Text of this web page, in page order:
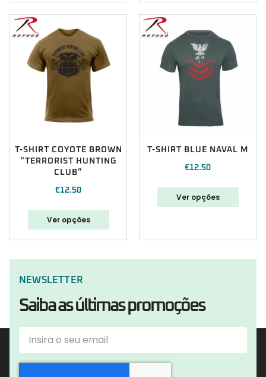
T-SHIRT COYOTE BROWN
“TERRORIST HUNTING
CLUB”
€12.50
Ver opções
T-SHIRT BLUE NAVAL M
€12.50
Ver opções
NEWSLETTER
Saiba as últimas promoções